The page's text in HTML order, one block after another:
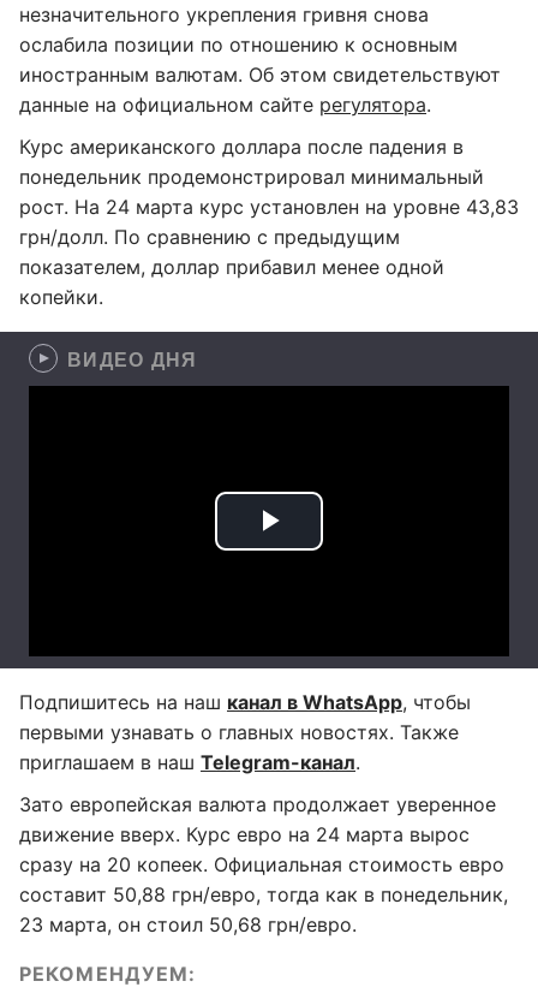
незначительного укрепления гривня снова
ослабила позиции по отношению к основным
иностранным валютам. Об этом свидетельствуют
данные на официальном сайте регулятора.
Курс американского доллара после падения в
понедельник продемонстрировал минимальный
рост. На 24 марта курс установлен на уровне 43,83
грн/долл. По сравнению с предыдущим
показателем, доллар прибавил менее одной
копейки.
ВИДЕО ДНЯ
Подпишитесь на наш канал в WhatsApp, чтобы
первыми узнавать о главных новостях. Также
приглашаем в наш Telegram-канал.
Зато европейская валюта продолжает уверенное
движение вверх. Курс евро на 24 марта вырос
сразу на 20 копеек. Официальная стоимость евро
составит 50,88 грн/евро, тогда как в понедельник,
23 марта, он стоил 50,68 грн/евро.
РЕКОМЕНДУЕМ: